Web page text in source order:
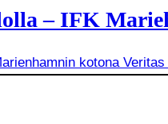
– IFK
kotona